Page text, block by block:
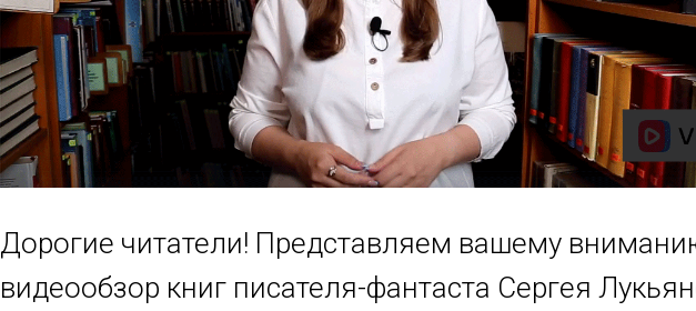
Дорогие читатели! Представляем вашему
видеообзор книг писателя-фантаста Сергея